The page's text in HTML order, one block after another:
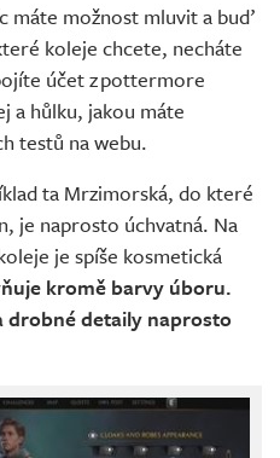
máte možnost mluvit a buď
koleje chcete, necháte
účet z pottermore
a hůlku, jakou máte
testů na webu.
ta Mrzimorská, do které
je naprosto úchvatná. Na
je spíše kosmetická
kromě barvy úboru.
drobné detaily naprosto